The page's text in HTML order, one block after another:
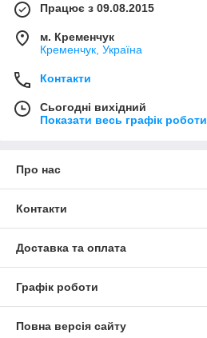
Працює з 09.08.2015
м. Кременчук
Кременчук, Україна
Контакти
Сьогодні вихідний
Показати весь графік роботи
Про нас
Контакти
Доставка та оплата
Графік роботи
Повна версія сайту